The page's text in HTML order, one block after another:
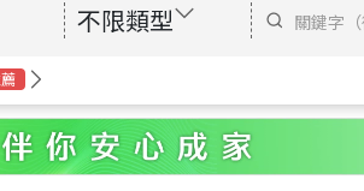
不限類型